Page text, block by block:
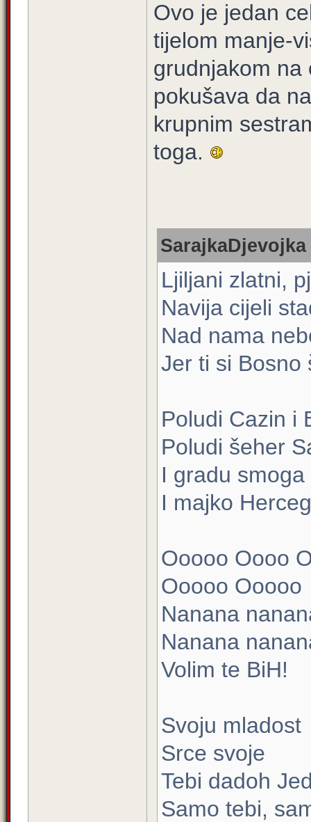
Ovo je jedan
tijelom manje-
grudnjakom na
pokušava da
krupnim
toga.
Ljiljani zlatni,
Navija cijeli
Nad nama
Jer ti si Bosno
Poludi Cazin i
Poludi šeher
I gradu
I majko
Ooooo Oooo
Ooooo Ooooo
Nanana
Nanana
Volim te BiH!
Svoju mladost
Srce svoje
Tebi dadoh
Samo tebi,